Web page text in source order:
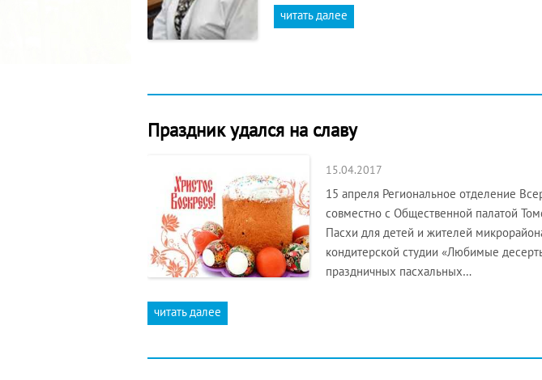
читать далее
Праздник удался на славу
15.04.2017
15 апреля Региональное отделение
совместно с Общественной палатой
Пасхи для детей и жителей
кондитерской студии «Любимые
праздничных пасхальных…
читать далее